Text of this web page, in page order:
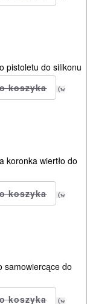
pistoletu do silikonu
(w
koronka wiertło do
(w
samowiercące do
(w